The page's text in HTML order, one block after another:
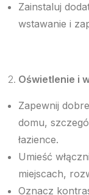
Zainstaluj
wstawanie i
Oświetlenie i
Zapewnij
domu,
łazience.
Umieść
miejscach,
Oznacz